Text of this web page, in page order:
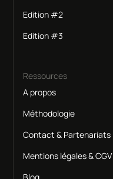
Edition #2
Edition #3
Ressources
A propos
Méthodologie
Contact & Partenariats
Mentions légales & CGV